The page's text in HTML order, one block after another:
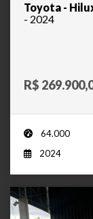
Toyota -
- 2024
R$
64.000
2024